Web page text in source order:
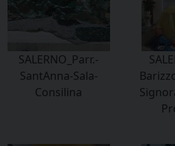
SALERNO_Parr.-
SantAnna-Sala-
Consilina